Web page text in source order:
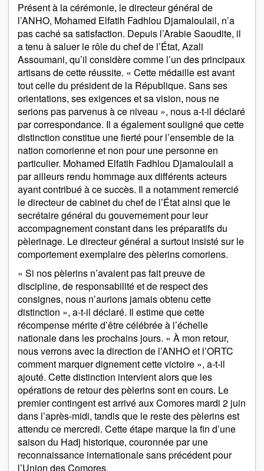
Présent à la cérémonie, le directeur général de
l’ANHO, Mohamed Elfatih Fadhlou Djamaloulail, n’a
pas caché sa satisfaction. Depuis l’Arabie Saoudite, il
a tenu à saluer le rôle du chef de l’État, Azali
Assoumani, qu’il considère comme l’un des principaux
artisans de cette réussite. « Cette médaille est avant
tout celle du président de la République. Sans ses
orientations, ses exigences et sa vision, nous ne
serions pas parvenus à ce niveau », nous a-t-il déclaré
par correspondance. Il a également souligné que cette
distinction constitue une fierté pour l’ensemble de la
nation comorienne et non pour une personne en
particulier. Mohamed Elfatih Fadhlou Djamaloulail a
par ailleurs rendu hommage aux différents acteurs
ayant contribué à ce succès. Il a notamment remercié
le directeur de cabinet du chef de l’État ainsi que le
secrétaire général du gouvernement pour leur
accompagnement constant dans les préparatifs du
pèlerinage. Le directeur général a surtout insisté sur le
comportement exemplaire des pèlerins comoriens.
« Si nos pèlerins n’avaient pas fait preuve de
discipline, de responsabilité et de respect des
consignes, nous n’aurions jamais obtenu cette
distinction », a-t-il déclaré. Il estime que cette
récompense mérite d’être célébrée à l’échelle
nationale dans les prochains jours. « À mon retour,
nous verrons avec la direction de l’ANHO et l’ORTC
comment marquer dignement cette victoire », a-t-il
ajouté. Cette distinction intervient alors que les
opérations de retour des pèlerins sont en cours. Le
premier contingent est arrivé aux Comores mardi 2 juin
dans l’après-midi, tandis que le reste des pèlerins est
attendu ce mercredi. Cette étape marque la fin d’une
saison du Hadj historique, couronnée par une
reconnaissance internationale sans précédent pour
l’Union des Comores.